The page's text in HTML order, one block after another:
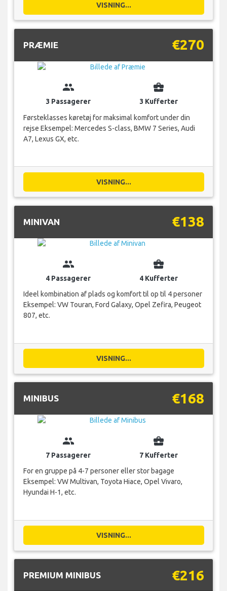
VISNING...
PRÆMIE €270
group
3 Passagerer
business_center
3 Kufferter
Førsteklasses køretøj for maksimal komfort under din
rejse Eksempel: Mercedes S-class, BMW 7 Series, Audi
A7, Lexus GX, etc.
VISNING...
MINIVAN €138
group
4 Passagerer
business_center
4 Kufferter
Ideel kombination af plads og komfort til op til 4 personer
Eksempel: VW Touran, Ford Galaxy, Opel Zefira, Peugeot
807, etc.
VISNING...
MINIBUS €168
group
7 Passagerer
business_center
7 Kufferter
For en gruppe på 4-7 personer eller stor bagage
Eksempel: VW Multivan, Toyota Hiace, Opel Vivaro,
Hyundai H-1, etc.
VISNING...
PREMIUM MINIBUS €216